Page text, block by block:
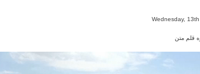
Wednesday,
قلم متن